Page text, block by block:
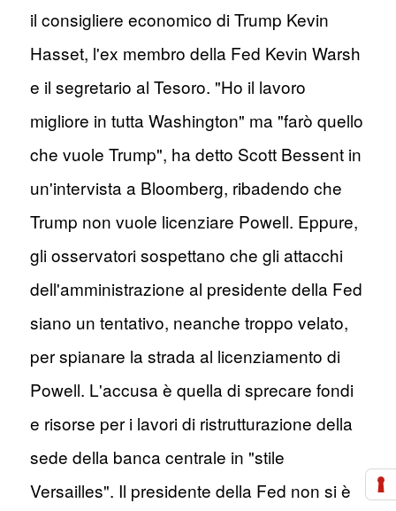
il consigliere economico di Trump Kevin
Hasset, l'ex membro della Fed Kevin Warsh
e il segretario al Tesoro. "Ho il lavoro
migliore in tutta Washington" ma "farò quello
che vuole Trump", ha detto Scott Bessent in
un'intervista a Bloomberg, ribadendo che
Trump non vuole licenziare Powell. Eppure,
gli osservatori sospettano che gli attacchi
dell'amministrazione al presidente della Fed
siano un tentativo, neanche troppo velato,
per spianare la strada al licenziamento di
Powell. L'accusa è quella di sprecare fondi
e risorse per i lavori di ristrutturazione della
sede della banca centrale in "stile
Versailles". Il presidente della Fed non si è